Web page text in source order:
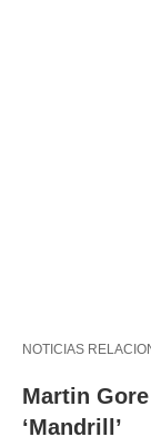
NOTICIAS
Martin
‘Mandrill’